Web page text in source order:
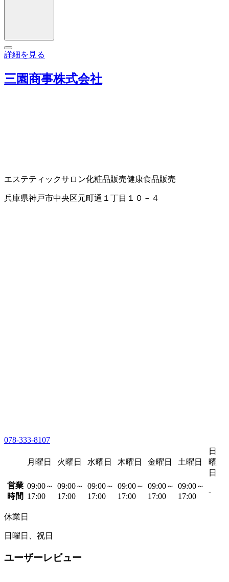
詳細を見る
三園商事株式会社
エステティックサロン化粧品販売健康食品販売
兵庫県神戸市中央区元町通１丁目１０－４
078-333-8107
月曜日 火曜日 水曜日 木曜日 金曜日 土曜日
日
曜
日
営業
時間
09:00～
17:00
09:00～
17:00
09:00～
17:00
09:00～
17:00
09:00～
17:00
09:00～
17:00
-
休業日
日曜日、祝日
ユーザーレビュー